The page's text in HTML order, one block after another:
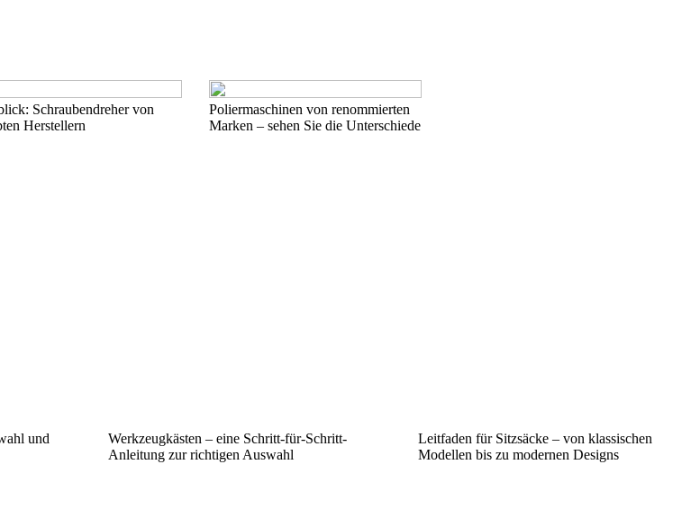
Schraubendreher von
Herstellern
Poliermaschinen von renommierten
Marken – sehen Sie die Unterschiede
und
Werkzeugkästen – eine Schritt-für-Schritt-
Anleitung zur richtigen Auswahl
Leitfaden für Sitzsäcke – von klassischen
Modellen bis zu modernen Designs